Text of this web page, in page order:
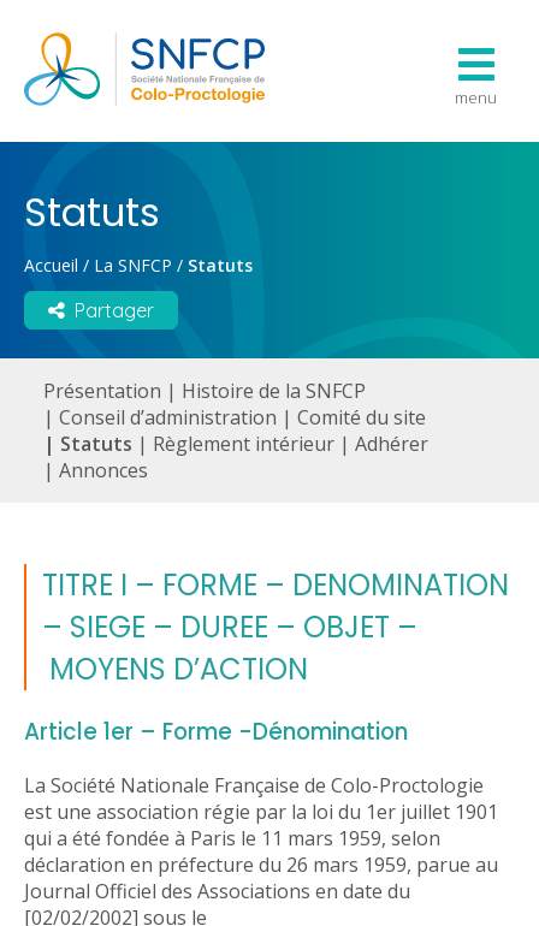
menu
Statuts
Accueil / La SNFCP / Statuts
Partager
Présentation
Histoire de la SNFCP
Conseil d’administration
Comité du site
Statuts
Règlement intérieur
Adhérer
Annonces
TITRE I – FORME – DENOMINATION
– SIEGE – DUREE – OBJET –
MOYENS D’ACTION
Article 1er – Forme -Dénomination
La Société Nationale Française de Colo-Proctologie
est une association régie par la loi du 1er juillet 1901
qui a été fondée à Paris le 11 mars 1959, selon
déclaration en préfecture du 26 mars 1959, parue au
Journal Officiel des Associations en date du
[02/02/2002] sous le